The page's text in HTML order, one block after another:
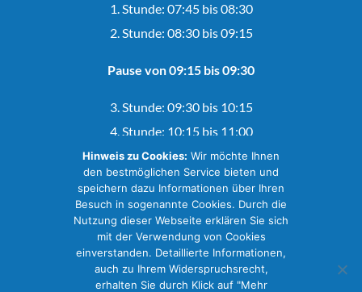
1. Stunde: 07:45 bis 08:30
2. Stunde: 08:30 bis 09:15
Pause von 09:15 bis 09:30
3. Stunde: 09:30 bis 10:15
4. Stunde: 10:15 bis 11:00
Pause von 11:00 bis 11:15
5. Stunde: 11:15 bis 12:00
6. Stunde: 12:00 bis 12:45
Hinweis zu Cookies: Wir möchte Ihnen
den bestmöglichen Service bieten und
speichern dazu Informationen über Ihren
Besuch in sogenannte Cookies. Durch die
Nutzung dieser Webseite erklären Sie sich
mit der Verwendung von Cookies
einverstanden. Detaillierte Informationen,
auch zu Ihrem Widerspruchsrecht,
erhalten Sie durch Klick auf "Mehr